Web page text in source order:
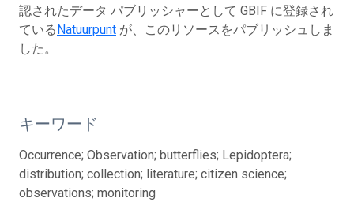
認されたデータ パブリッシャーとして GBIF に登録され
ているNatuurpunt が、このリソースをパブリッシュしま
した。
キーワード
Occurrence; Observation; butterflies; Lepidoptera;
distribution; collection; literature; citizen science;
observations; monitoring